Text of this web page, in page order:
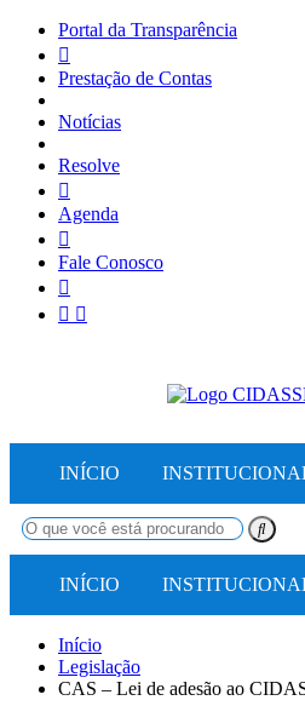
Portal da Transparência
Prestação de Contas
Notícias
Resolve
Agenda
Fale Conosco
INÍCIO
O
que
procurando?
INÍCIO
Início
Legislação
CAS – Lei de adesão ao